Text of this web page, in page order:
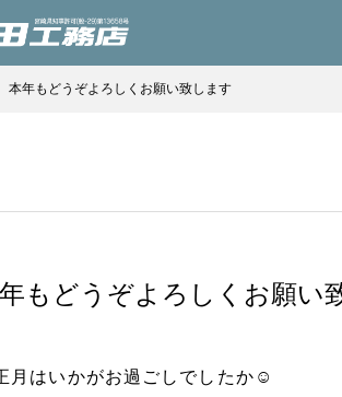
本年もどうぞよろしくお願い致します
もどうぞよろしくお願い
月はいかがお過ごしでしたか☺️